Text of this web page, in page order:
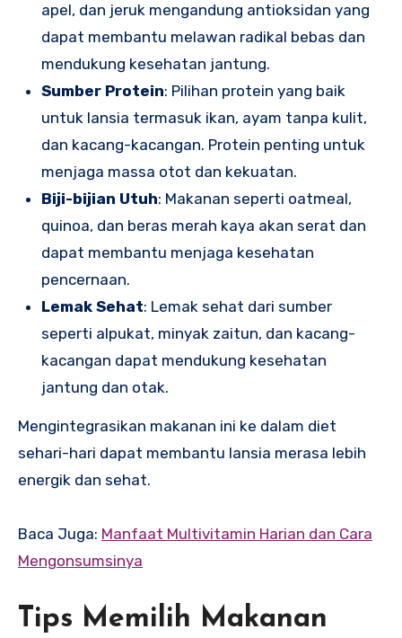
apel, dan jeruk mengandung antioksidan yang
dapat membantu melawan radikal bebas dan
mendukung kesehatan jantung.
Sumber Protein: Pilihan protein yang baik
untuk lansia termasuk ikan, ayam tanpa kulit,
dan kacang-kacangan. Protein penting untuk
menjaga massa otot dan kekuatan.
Biji-bijian Utuh: Makanan seperti oatmeal,
quinoa, dan beras merah kaya akan serat dan
dapat membantu menjaga kesehatan
pencernaan.
Lemak Sehat: Lemak sehat dari sumber
seperti alpukat, minyak zaitun, dan kacang-
kacangan dapat mendukung kesehatan
jantung dan otak.
Mengintegrasikan makanan ini ke dalam diet
sehari-hari dapat membantu lansia merasa lebih
energik dan sehat.
Baca Juga: Manfaat Multivitamin Harian dan Cara
Mengonsumsinya
Tips Memilih Makanan